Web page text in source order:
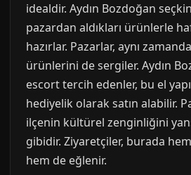
idealdir. Aydın Bozdoğan
pazardan aldıkları ürünlerle
hazırlar. Pazarlar, aynı
ürünlerini de sergiler. Aydın
escort tercih edenler, bu el
hediyelik olarak satın alabilir.
ilçenin kültürel zenginliğini
gibidir. Ziyaretçiler, burada
hem de eğlenir.